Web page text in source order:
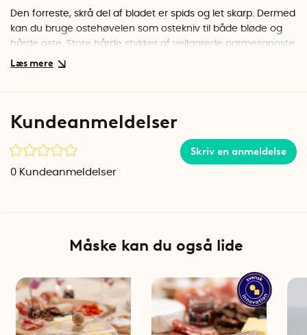
Den forreste, skrå del af bladet er spids og let skarp. Dermed
kan du bruge ostehøvelen som ostekniv til både bløde og
hårde oste. Store hårde stykker af vellagrede parmesanoste
skal muligvis skæres med en almindelig kniv, men andre
ostehøvlen en luksuriøs fornemmelse. Smør gerne
godkendt til kontakt med fødevarer.
Materiale: Eg, Rustfrit stål
Kundeanmeldelser
Skriv en anmeldelse
0 Kundeanmeldelser
Måske kan du også lide